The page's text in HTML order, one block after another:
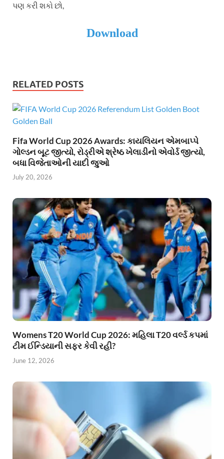
પણ કરી શકો છો,
Download
RELATED POSTS
Fifa World Cup 2026 Awards: કાયલિયન એમબાપ્પે
ગોલ્ડન બૂટ જીત્યો, રોડ્રીએ શ્રેષ્ઠ ખેલાડીનો એવોર્ડ જીત્યો,
બધા વિજેતાઓની યાદી જુઓ
July 20, 2026
Womens T20 World Cup 2026: મહિલા T20 વર્લ્ડ કપમાં
ટીમ ઈન્ડિયાની સફર કેવી રહી?
June 12, 2026